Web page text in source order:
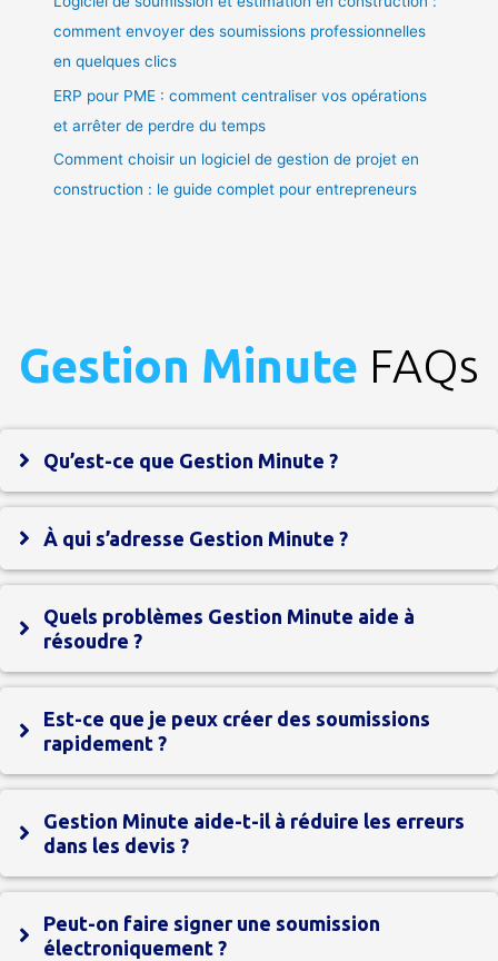
comment envoyer des soumissions professionnelles
en quelques clics
ERP pour PME : comment centraliser vos opérations
et arrêter de perdre du temps
Comment choisir un logiciel de gestion de projet en
construction : le guide complet pour entrepreneurs
Gestion Minute FAQs
Qu’est-ce que Gestion Minute ?
À qui s’adresse Gestion Minute ?
Quels problèmes Gestion Minute aide à
résoudre ?
Est-ce que je peux créer des soumissions
rapidement ?
Gestion Minute aide-t-il à réduire les erreurs
dans les devis ?
Peut-on faire signer une soumission
électroniquement ?